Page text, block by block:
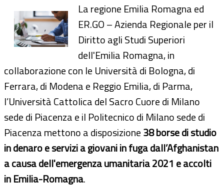
La regione Emilia Romagna ed
ER.GO – Azienda Regionale per il
Diritto agli Studi Superiori
dell'Emilia Romagna, in
collaborazione con le Università di Bologna, di
Ferrara, di Modena e Reggio Emilia, di Parma,
l’Università Cattolica del Sacro Cuore di Milano
sede di Piacenza e il Politecnico di Milano sede di
Piacenza mettono a disposizione38 borse di studio
in denaro e servizi a giovani in fuga dall’Afghanistan
a causa dell'emergenza umanitaria 2021 e accolti
in Emilia-Romagna.